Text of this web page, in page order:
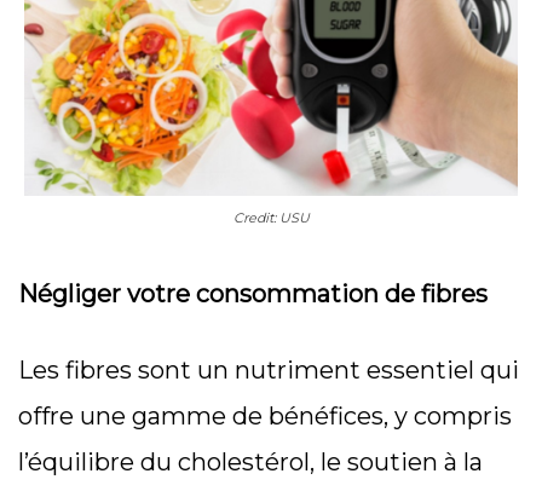
Credit: USU
Négliger votre consommation de fibres
Les fibres sont un nutriment essentiel qui
offre une gamme de bénéfices, y compris
l’équilibre du cholestérol, le soutien à la